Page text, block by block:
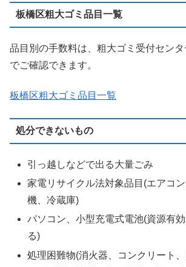
板橋区粗大ゴミ品目一覧
品目別の手数料は、粗大ゴミ受付セン
でご確認できます。
板橋区粗大ゴミ品目一覧
処分できないもの
引っ越しなどで出る大量ごみ
家電リサイクル法対象品目(エアコ
機、冷蔵庫)
パソコン、小型充電式電池(資源有
る)
処理困難物(消火器、コンクリート